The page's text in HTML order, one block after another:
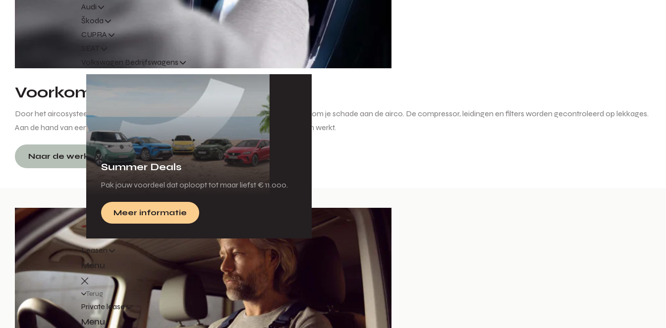
Audi
Škoda
CUPRA
SEAT
Volkswagen Bedrijfswagens
Summer Deals
Pak jouw voordeel dat oploopt tot maar liefst € 11.000.
Meer informatie
Leasen
Menu
Terug
Private lease
Menu
Voorkom schade aan het systeem
Door het aircosysteem van je Volkswagen Bedrijfswagen tijdig te laten checken, voorkom je schade aan de airco. De compressor, leidingen en filters worden gecontroleerd op lekkages.
Aan de hand van een temperatuurmeting wordt gekeken of de airco nog naar behoren werkt.
Naar de werkplaatsplanner